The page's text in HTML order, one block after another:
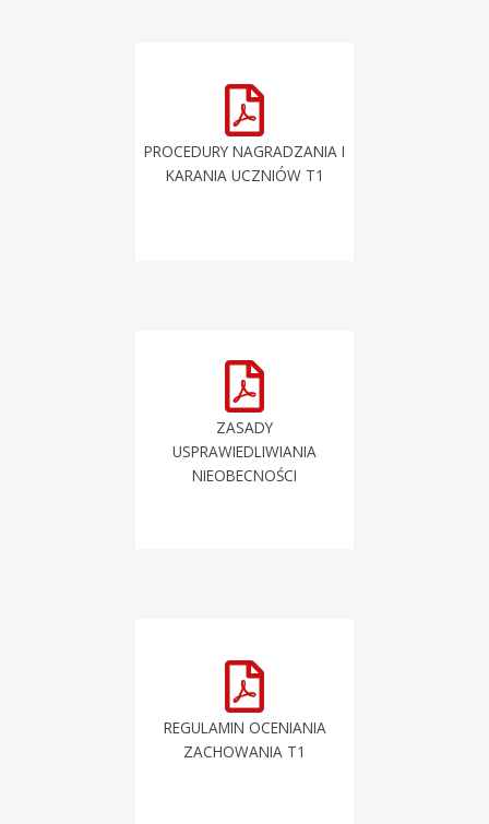
PROCEDURY NAGRADZANIA I
KARANIA UCZNIÓW T1
ZASADY
USPRAWIEDLIWIANIA
NIEOBECNOŚCI
REGULAMIN OCENIANIA
ZACHOWANIA T1